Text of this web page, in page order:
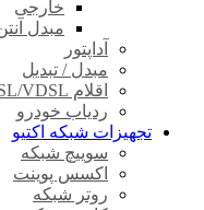
خارجی
مبدل
آداپتور
مبدل / تبدیل
اقلام ADSL/VDSL
ردیاب خودرو
تجهیزات شبکه اکتیو
سوییچ شبکه
اکسس پوینت
روتر شبکه